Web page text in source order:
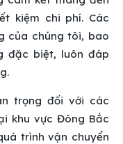
kiệm chi phí. Các
của chúng tôi, bao
đặc biệt, luôn đáp
trọng đối với các
khu vực Đông Bắc
trình vận chuyển